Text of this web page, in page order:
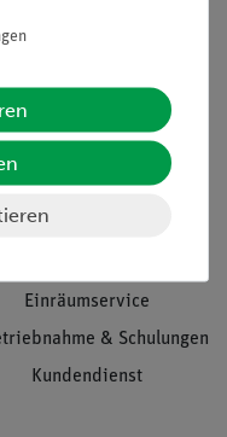
Einräumservice
& Schulungen
Kundendienst